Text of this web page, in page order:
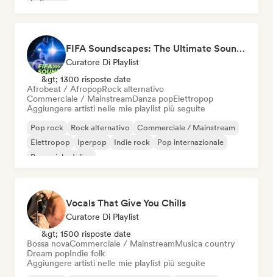
Indie pop
FIFA Soundscapes: The Ultimate Soundtrack ⚽️ Festival Indie, Electropop & Dance Anthems
Curatore Di Playlist
&gt; 1300 risposte date
Afrobeat / AfropopRock alternativo
Commerciale / MainstreamDanza popElettropop
Aggiungere artisti nelle mie playlist più seguite
Pop rock Rock alternativo
Commerciale / Mainstream
Elettropop
Iperpop Indie rock
Pop internazionale
Pop psichedelico
Vocals That Give You Chills
Curatore Di Playlist
&gt; 1500 risposte date
Bossa novaCommerciale / MainstreamMusica country
Dream popIndie folk
Aggiungere artisti nelle mie playlist più seguite